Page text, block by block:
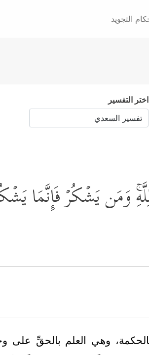
التجويد
اختر التفسير
وَمَن یَشۡكُرۡ فَإِنَّمَا
وهي العلم بالحقِّ على